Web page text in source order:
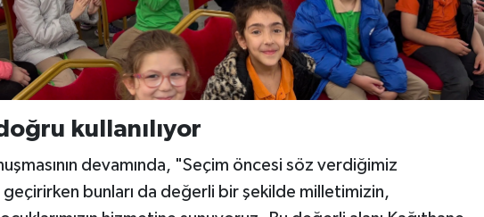
kullanılıyor
devamında, "Seçim öncesi söz verdiğimiz
bunları da değerli bir şekilde milletimizin,